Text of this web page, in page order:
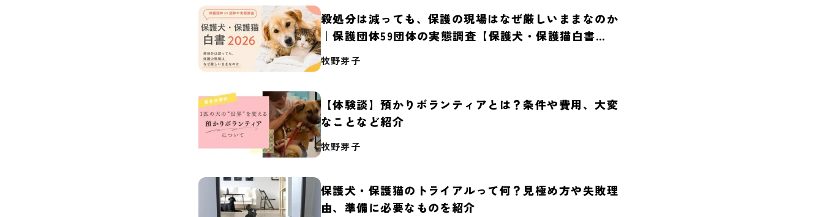
殺処分は減っても、保護の現場はなぜ厳しいままなのか
｜保護団体59団体の実態調査【保護犬・保護猫白書
2026】
牧野芽子
【体験談】預かりボランティアとは？条件や費用、大変
なことなど紹介
牧野芽子
保護犬・保護猫のトライアルって何？見極め方や失敗理
由、準備に必要なものを紹介